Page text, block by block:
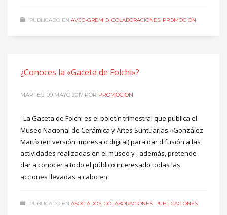
PUBLICADO EN AVEC-GREMIO, COLABORACIONES, PROMOCIÓN
¿Conoces la «Gaceta de Folchi»?
MARTES, 09 MAYO 2017 POR PROMOCION
La Gaceta de Folchi es el boletín trimestral que publica el
Museo Nacional de Cerámica y Artes Suntuarias «González
Martí» (en versión impresa o digital) para dar difusión a las
actividades realizadas en el museo y , además, pretende
dar a conocer a todo el público interesado todas las
acciones llevadas a cabo en
PUBLICADO EN ASOCIADOS, COLABORACIONES, PUBLICACIONES